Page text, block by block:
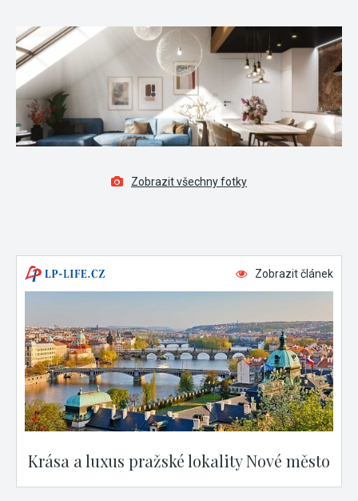
Zobrazit všechny fotky
Zobrazit článek
Krása a luxus pražské lokality Nové město